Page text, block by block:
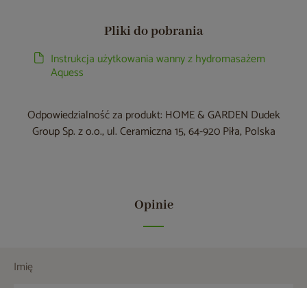
Pliki do pobrania
Instrukcja użytkowania wanny z hydromasażem
Aquess
Odpowiedzialność za produkt: HOME & GARDEN Dudek
Group Sp. z o.o., ul. Ceramiczna 15, 64-920 Piła, Polska
Opinie
Imię